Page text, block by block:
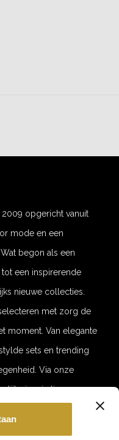
opgericht vanuit
mode en een
begon als een
een inspirerende
nieuwe collecties.
met zorg de
moment. Van elegante
sets en trending
Via onze
inspiratie en